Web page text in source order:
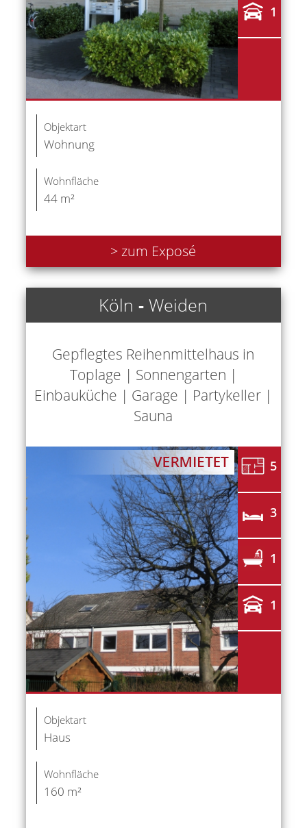
1
Objektart
Wohnung
Wohnfläche
44 m²
> zum Exposé
Köln -Weiden
Gepflegtes Reihenmittelhaus in
Toplage | Sonnengarten |
Einbauküche | Garage | Partykeller |
Sauna
5
3
1
1
Objektart
Haus
Wohnfläche
160 m²